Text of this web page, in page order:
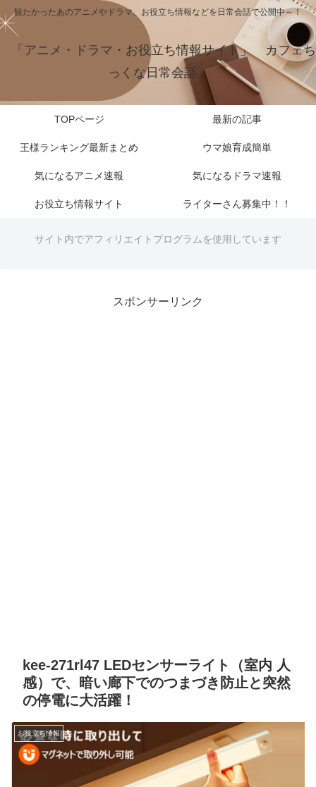
観たかったあのアニメやドラマ、お役立ち情報などを日常会話で公開中～！
「アニメ・ドラマ・お役立ち情報サイト」 カフェち
っくな日常会話
TOPページ 最新の記事
王様ランキング最新まとめ ウマ娘育成簡単
気になるアニメ速報 気になるドラマ速報
お役立ち情報サイト ライターさん募集中！！
サイト内でアフィリエイトプログラムを使用しています
スポンサーリンク
kee-271rl47 LEDセンサーライト（室内 人
感）で、暗い廊下でのつまづき防止と突然
の停電に大活躍！
お役立ち情報